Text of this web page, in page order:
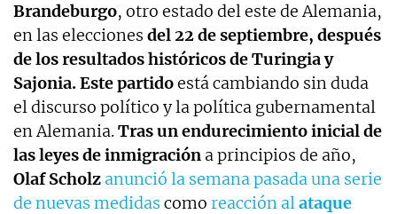
Brandeburgo, otro estado del este de Alemania,
en las elecciones del 22 de septiembre, después
de los resultados históricos de Turingia y
Sajonia. Este partidoestá cambiando sin duda
el discurso político y la política gubernamental
en Alemania.Tras un endurecimiento inicial de
las leyes de inmigración a principios de año,
Olaf Scholz anunció la semana pasada una serie
de nuevas medidas como reacción alataque